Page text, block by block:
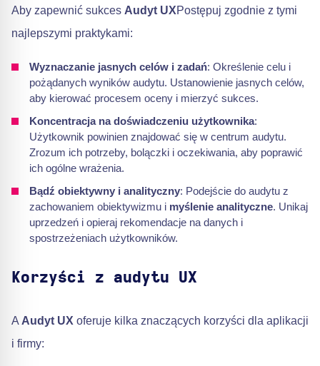
Aby zapewnić sukces Audyt UXPostępuj zgodnie z tymi
najlepszymi praktykami:
Wyznaczanie jasnych celów i zadań: Określenie celu i
pożądanych wyników audytu. Ustanowienie jasnych celów,
aby kierować procesem oceny i mierzyć sukces.
Koncentracja na doświadczeniu użytkownika:
Użytkownik powinien znajdować się w centrum audytu.
Zrozum ich potrzeby, bolączki i oczekiwania, aby poprawić
ich ogólne wrażenia.
Bądź obiektywny i analityczny: Podejście do audytu z
zachowaniem obiektywizmu i myślenie analityczne. Unikaj
uprzedzeń i opieraj rekomendacje na danych i
spostrzeżeniach użytkowników.
Korzyści z audytu UX
A Audyt UX oferuje kilka znaczących korzyści dla aplikacji
i firmy: